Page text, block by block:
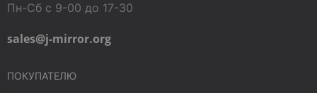
Пн-Сб с 9-00 до 17-30
sales@j-mirror.org
ПОКУПАТЕЛЮ